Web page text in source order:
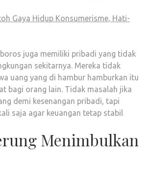
Gaya Hidup Konsumerisme, Hati-
juga memiliki pribadi yang tidak
sekitarnya. Mereka tidak
uang yang di hambur hamburkan itu
bagi orang lain. Tidak masalah jika
demi kesenangan pribadi, tapi
saja agar keuangan tetap stabil
Menimbulkan